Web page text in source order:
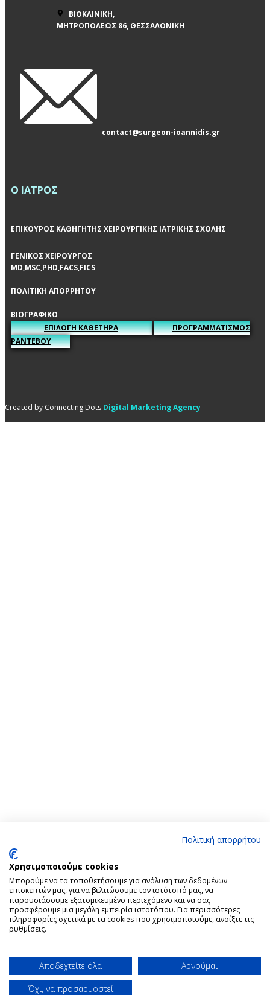
ΒΙΟΚΛΙΝΙΚΗ,
ΜΗΤΡΟΠΟΛΕΩΣ 86, ΘΕΣΣΑΛΟΝΙΚΗ
contact@surgeon-ioannidis.gr
Ο ΙΑΤΡΟΣ
ΕΠΙΚΟΥΡΟΣ ΚΑΘΗΓΗΤΗΣ ΧΕΙΡΟΥΡΓΙΚΗΣ ΙΑΤΡΙΚΗΣ ΣΧΟΛΗΣ
ΓΕΝΙΚΟΣ ΧΕΙΡΟΥΡΓΟΣ
MD,MSC,PHD,FACS,FICS
ΠΟΛΙΤΙΚΗ ΑΠΟΡΡΗΤΟΥ
ΒΙΟΓΡΑΦΙΚΟ
ΕΠΙΛΟΓΗ ΚΑΘΕΤΗΡΑ
ΠΡΟΓΡΑΜΜΑΤΙΣΜΟΣ
ΡΑΝΤΕΒΟΥ
Created by Connecting Dots Digital Marketing Agency
Καλέστε τον Ιατρό
Πολιτική απορρήτου
Χρησιμοποιούμε cookies
Μπορούμε να τα τοποθετήσουμε για ανάλυση των δεδομένων
επισκεπτών μας, για να βελτιώσουμε τον ιστότοπό μας, να
παρουσιάσουμε εξατομικευμένο περιεχόμενο και να σας
προσφέρουμε μια μεγάλη εμπειρία ιστοτόπου. Για περισσότερες
πληροφορίες σχετικά με τα cookies που χρησιμοποιούμε, ανοίξτε τις
ρυθμίσεις.
Αποδεχτείτε όλα
Αρνούμαι
Όχι, να προσαρμοστεί